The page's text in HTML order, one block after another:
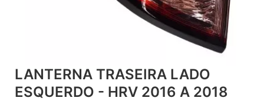
LANTERNA TRASEIRA LADO
ESQUERDO - HRV 2016 A 2018